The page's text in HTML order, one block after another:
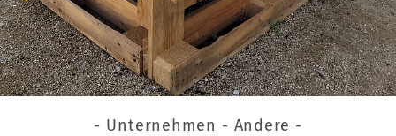
- Unternehmen - Andere -